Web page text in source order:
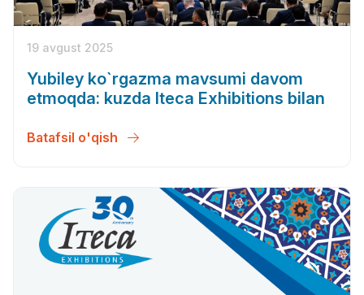
19 avgust 2025
Yubiley ko`rgazma mavsumi davom
etmoqda: kuzda Iteca Exhibitions bilan
Batafsil o'qish